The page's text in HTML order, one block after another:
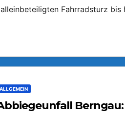
Fahrradsturz bis
ALLGEMEIN
Berngau: